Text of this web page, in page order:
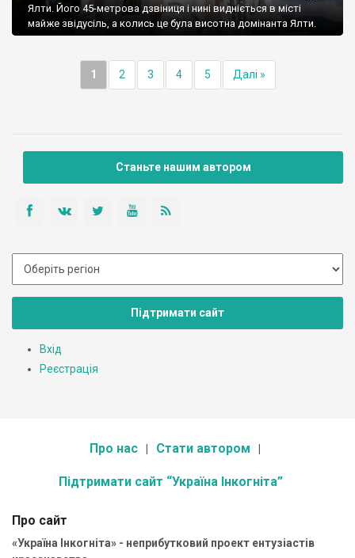
Ялти. Його 45-метрова дзвіниця і нині видніється в місті
майже звідусіль, а колись це була висотна домінанта Ялти.
1 2 3 4 5 Далі »
Станьте нашим автором
Підтримати сайт
Вхід
Реєстрація
Про нас Стати автором
Підтримати сайт “Україна Інкогніта”
Про сайт
«Україна Інкогніта» - неприбутковий проект ентузіастів